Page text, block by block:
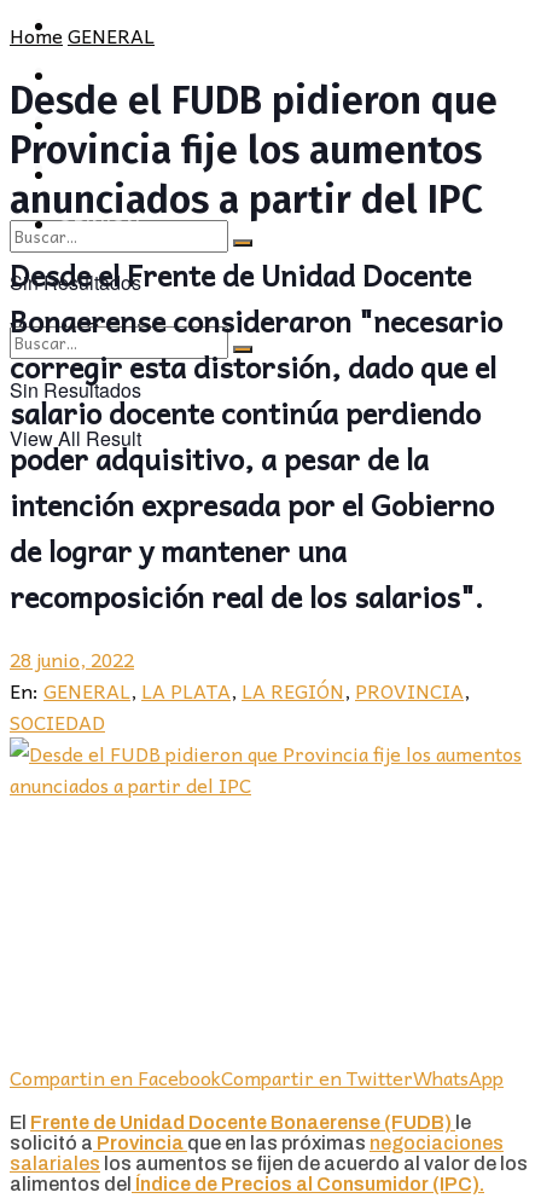
CULTURA
OPINIÓN
Sin Resultados
View All Result
PROVINCIA
SOCIEDAD
CULTURA
OPINIÓN
Sin Resultados
View All Result
HomeGENERAL
Desde el FUDB pidieron que
Provincia fije los aumentos
anunciados a partir del IPC
Desde el Frente de Unidad Docente
Bonaerense consideraron "necesario
corregir esta distorsión, dado que el
salario docente continúa perdiendo
poder adquisitivo, a pesar de la
intención expresada por el Gobierno
de lograr y mantener una
recomposición real de los salarios".
28 junio, 2022
En: GENERAL, LA PLATA, LA REGIÓN, PROVINCIA,
SOCIEDAD
Compartin en FacebookCompartir en TwitterWhatsApp
El Frente de Unidad Docente Bonaerense (FUDB) le
solicitó a Provincia que en las próximas negociaciones
salariales los aumentos se fijen de acuerdo al valor de los
alimentos del Índice de Precios al Consumidor (IPC).